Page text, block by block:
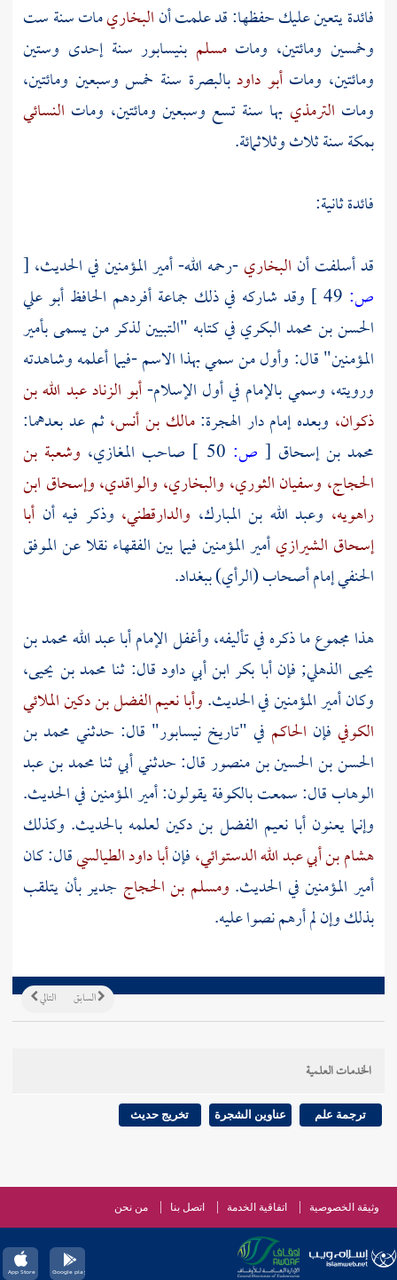
فائدة يتعين عليك حفظها: قد علمت أنالبخاريمات سنة ست
وخمسين ومائتين، وماتمسلم بنيسابور سنة إحدى وستين
ومائتين، وماتأبو داودبالبصرة سنة خمس وسبعين ومائتين،
ومات الترمذي بها سنة تسع وسبعين ومائتين، ومات النسائي
بمكةسنة ثلاث وثلاثمائة.
فائدة ثانية:
قد أسلفت أن البخاري-رحمه الله- أمير المؤمنين في الحديث، [
ص:
وقد شاركه في ذلك جماعة أفردهم الحافظ أبو علي
الحسن بن محمد البكريفي كتابه "التبيين لذكر من يسمى بأمير
المؤمنين" قال: وأول من سمي بهذا الاسم -فيما أعلمه وشاهدته
ورويته، وسمي بالإمام في أول الإسلام-أبو الزناد عبد الله بن
ذكوان، وبعده إمام دار الهجرة:مالك بن أنس،ثم عد بعدهما:
محمد بن إسحاق [ ص: صاحب المغازي، وشعبة بن
الحجاج، وسفيان الثوري، والبخاري، والواقدي،وإسحاق ابن
راهويه، وعبد الله بن المبارك، والدارقطني، وذكر فيه أن أبا
إسحاق الشيرازيأمير المؤمنين فيما بين الفقهاء نقلا عنالموفق
الحنفيإمام أصحاب (الرأي)ببغداد.
هذا مجموع ما ذكره في تأليفه، وأغفل الإمامأبا عبد الله محمد بن
يحيى الذهلي; فإنأبا بكر ابن أبي داودقال: ثنا محمد بن يحيى،
وكان أمير المؤمنين في الحديث.وأبا نعيم الفضل بن دكين الملائي
الكوفي فإن الحاكم في "تاريخ نيسابور" قال: حدثني محمد بن
الحسن بن الحسين بن منصورقال: حدثني أبي ثنامحمد بن عبد
الوهابقال: سمعتبالكوفةيقولون: أمير المؤمنين في الحديث.
وإنما يعنون أبا نعيم الفضل بن دكين لعلمه بالحديث. وكذلك
هشام بن أبي عبد الله الدستوائي،فإنأبا داود الطيالسيقال: كان
أمير المؤمنين في الحديث. ومسلم بن الحجاج جدير بأن يتلقب
بذلك وإن لم أرهم نصوا عليه.
التالي السابق
الخدمات العلمية
ترجمة علم عناوين الشجرة تخريج حديث
وثيقة الخصوصية اتفاقية الخدمة اتصل بنا من نحن